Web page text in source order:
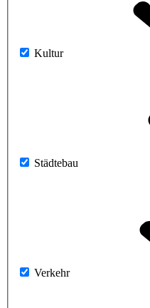
Kultur
Städtebau
Verkehr